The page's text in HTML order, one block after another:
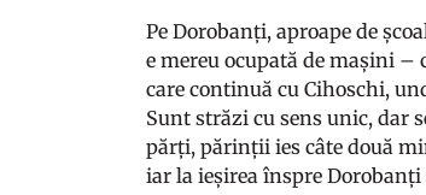
Pe Dorobanți, aproape de
e mereu ocupată de mașini –
care continuă cu Cihoschi,
Sunt străzi cu sens unic, dar
părți, părinții ies câte două
iar la ieșirea înspre